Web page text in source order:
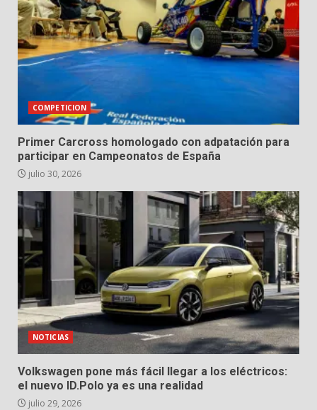
COMPETICION
Primer Carcross homologado con adpatación para
participar en Campeonatos de España
julio 30, 2026
NOTICIAS
Volkswagen pone más fácil llegar a los eléctricos:
el nuevo ID.Polo ya es una realidad
julio 29, 2026